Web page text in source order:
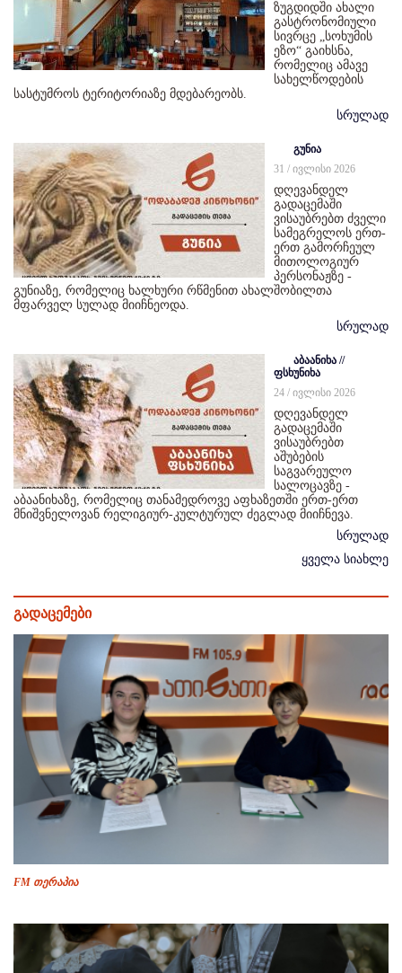
ზუგდიდში ახალი
გასტრონომიული
სივრცე „სოხუმის
ეზო“ გაიხსნა,
რომელიც ამავე
სახელწოდების
სასტუმროს ტერიტორიაზე მდებარეობს.
სრულად
გუნია
31 / ივლისი 2026
დღევანდელ
გადაცემაში
ვისაუბრებთ ძველი
სამეგრელოს ერთ-
ერთ გამორჩეულ
მითოლოგიურ
პერსონაჟზე -
გუნიაზე, რომელიც ხალხური რწმენით ახალშობილთა
მფარველ სულად მიიჩნეოდა.
სრულად
აბაანიხა //
ფსხუნიხა
24 / ივლისი 2026
დღევანდელ
გადაცემაში
ვისაუბრებთ
აშუბების
საგვარეულო
სალოცავზე -
აბაანიხაზე, რომელიც თანამედროვე აფხაზეთში ერთ-ერთ
მნიშვნელოვან რელიგიურ-კულტურულ ძეგლად მიიჩნევა.
სრულად
ყველა სიახლე
გადაცემები
FM თერაპია